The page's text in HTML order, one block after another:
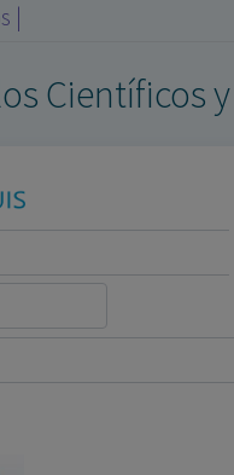
|
Científicos